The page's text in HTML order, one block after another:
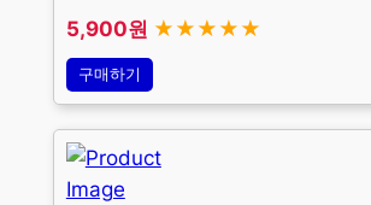
5,900원 ★★★★★
구매하기